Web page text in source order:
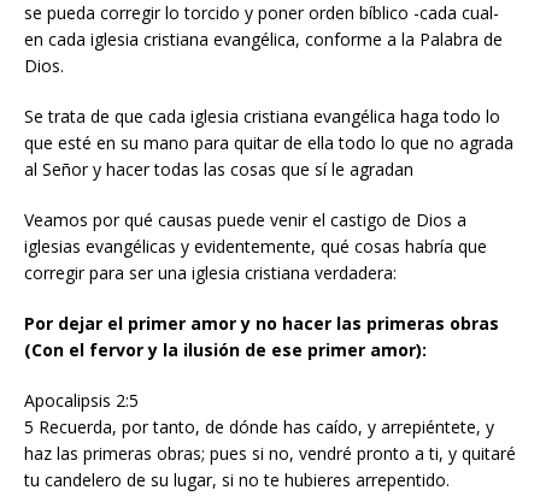
se pueda corregir lo torcido y poner orden bíblico -cada cual-
en cada iglesia cristiana evangélica, conforme a la Palabra de
Dios.
Se trata de que cada iglesia cristiana evangélica haga todo lo
que esté en su mano para quitar de ella todo lo que no agrada
al Señor y hacer todas las cosas que sí le agradan
Veamos por qué causas puede venir el castigo de Dios a
iglesias evangélicas y evidentemente, qué cosas habría que
corregir para ser una iglesia cristiana verdadera:
Por dejar el primer amor y no hacer las primeras obras
(Con el fervor y la ilusión de ese primer amor):
Apocalipsis 2:5
5 Recuerda, por tanto, de dónde has caído, y arrepiéntete, y
haz las primeras obras; pues si no, vendré pronto a ti, y quitaré
tu candelero de su lugar, si no te hubieres arrepentido.